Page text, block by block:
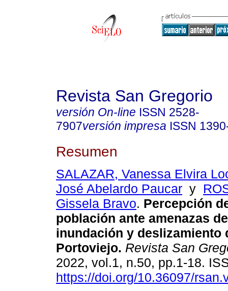
Revista San Gregorio
versión On-line ISSN 2528-
7907versión impresa ISSN
Resumen
SALAZAR, Vanessa Elvira
José Abelardo Paucar y
Gissela Bravo. Percepción
población ante amenazas
inundación y deslizamiento
Portoviejo. Revista San
2022, vol.1, n.50, pp.1-18.
https://doi.org/10.36097/